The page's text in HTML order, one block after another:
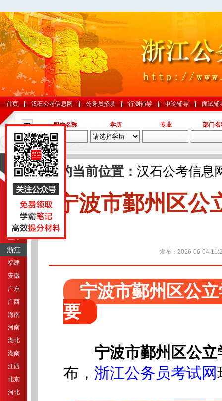
首页 汉石公考信息网 公务员招录 行测辅导 申论辅导 面试辅
职位名称 学历 专业 部门名
导航
江苏
上海
浙江
福建
安徽
广东
广西
海南
河南
湖北
湖南
江西
北京
河北
您的当前位置： 汉石公考信息
宁波市鄞州区
发布：2026-06-04
宁波市鄞州区公
要
宁波市鄞州区公
布 ， 浙江公务员考试网